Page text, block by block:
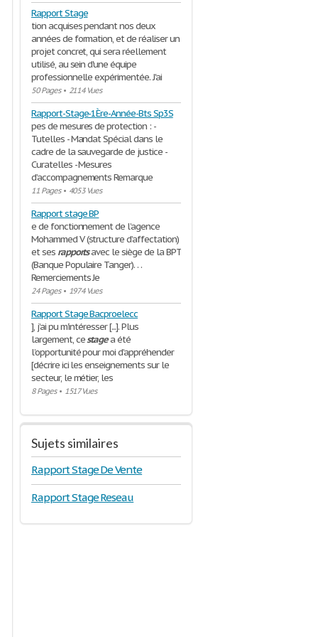
Rapport Stage
tion acquises pendant nos deux
années de formation, et de réaliser un
projet concret, qui sera réellement
utilisé, au sein d'une équipe
professionnelle expérimentée. J'ai
50 Pages• 2114 Vues
Rapport-Stage-1Ère-Année-Bts Sp3S
pes de mesures de protection : -
Tutelles - Mandat Spécial dans le
cadre de la sauvegarde de justice -
Curatelles - Mesures
d’accompagnements Remarque
11 Pages• 4053 Vues
Rapport stage BP
e de fonctionnement de l’agence
Mohammed V (structure d’affectation)
et ses rapportsavec le siège de la BPT
(Banque Populaire Tanger). . .
Remerciements Je
24 Pages• 1974 Vues
Rapport Stage Bacproelecc
], j’ai pu m’intéresser [...]. Plus
largement, cestagea été
l’opportunité pour moi d’appréhender
[décrire ici les enseignements sur le
secteur, le métier, les
8 Pages• 1517 Vues
Sujets similaires
Rapport Stage De Vente
Rapport Stage Reseau